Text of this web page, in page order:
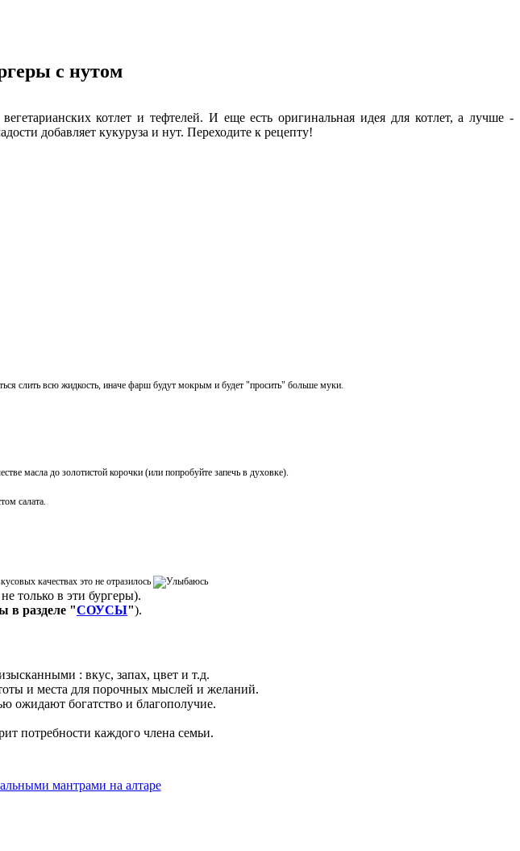
с нутом
котлет и тефтелей. И еще есть оригинальная идея для котлет, а лучше -
добавляет кукуруза и нут. Переходите к рецепту!
слить всю жидкость, иначе фарш будут мокрым и будет "просить" больше муки.
масла до золотистой корочки (или попробуйте запечь в духовке).
салата.
качествах это не отразилось
только в эти бургеры).
в разделе "СОУСЫ").
: вкус, запах, цвет и т.д.
и места для порочных мыслей и желаний.
ожидают богатство и благополучие.
потребности каждого члена семьи.
мантрами на алтаре